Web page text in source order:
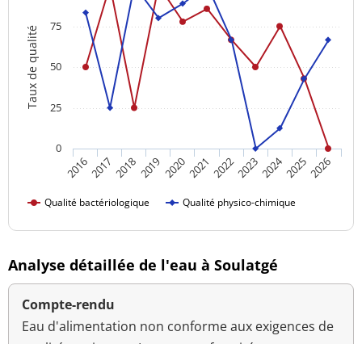
Taux de qualité
Qualité bactériologique Qualité physico-chimique
20162017 201820192020202120222023202420252026
0
25
50
75
Analyse détaillée de l'eau à Soulatgé
Compte-rendu
Eau d'alimentation non conforme aux exigences de